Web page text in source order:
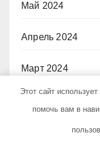
Май 2024
Апрель 2024
Март 2024
Январь 2024
Этот сайт
помочь вам в